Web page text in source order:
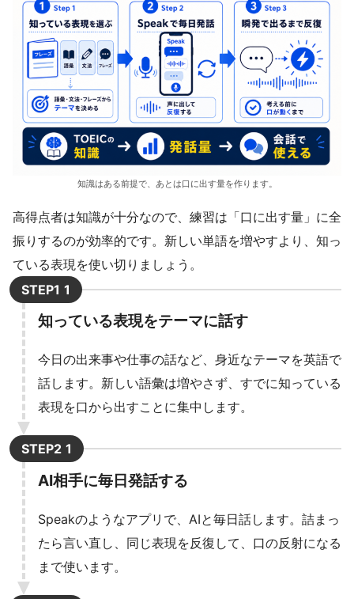
知識はある前提で、あとは口に出す量を作ります。
高得点者は知識が十分なので、練習は「口に出す量」に全
振りするのが効率的です。新しい単語を増やすより、知っ
ている表現を使い切りましょう。
STEP1
知っている表現をテーマに話す
今日の出来事や仕事の話など、身近なテーマを英語で
話します。新しい語彙は増やさず、すでに知っている
表現を口から出すことに集中します。
STEP2
AI相手に毎日発話する
Speakのようなアプリで、AIと毎日話します。詰まっ
たら言い直し、同じ表現を反復して、口の反射になる
まで使います。